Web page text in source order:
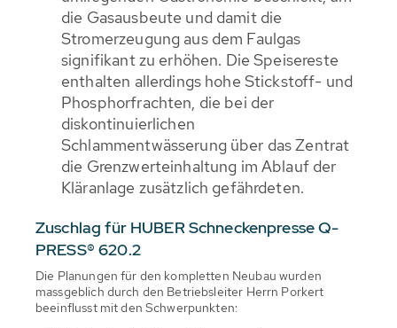
die Gasausbeute und damit die
Stromerzeugung aus dem Faulgas
signifikant zu erhöhen. Die Speisereste
enthalten allerdings hohe Stickstoff- und
Phosphorfrachten, die bei der
diskontinuierlichen
Schlammentwässerung über das Zentrat
die Grenzwerteinhaltung im Ablauf der
Kläranlage zusätzlich gefährdeten.
Zuschlag für HUBER Schneckenpresse Q-
PRESS® 620.2
Die Planungen für den kompletten Neubau wurden
massgeblich durch den Betriebsleiter Herrn Porkert
beeinflusst mit den Schwerpunkten: